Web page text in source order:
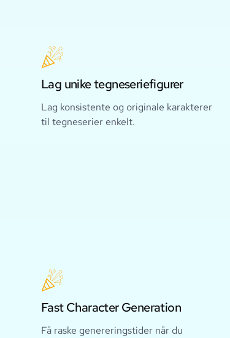
Lag unike tegneseriefigurer
Lag konsistente og originale karakterer
til tegneserier enkelt.
Fast Character Generation
Få raske genereringstider når du